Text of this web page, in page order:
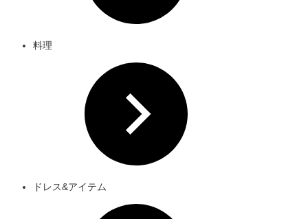
料理
ドレス&アイテム